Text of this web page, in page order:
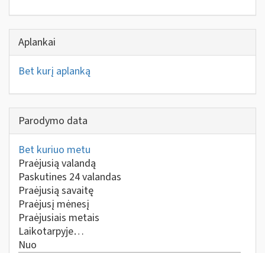
Aplankai
Bet kurį aplanką
Parodymo data
Bet kuriuo metu
Praėjusią valandą
Paskutines 24 valandas
Praėjusią savaitę
Praėjusį mėnesį
Praėjusiais metais
Laikotarpyje…
Nuo